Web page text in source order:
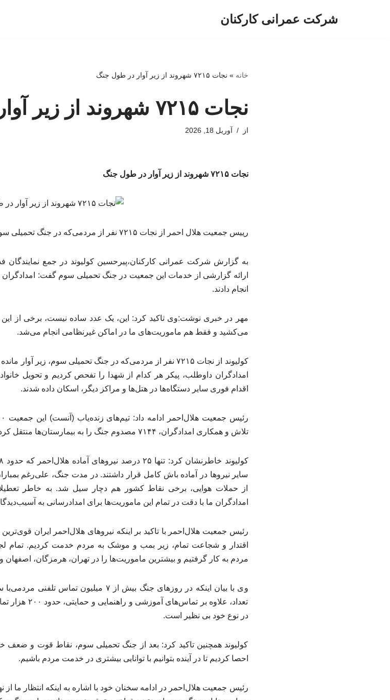
شرکت عمرانی کارکنان
خانه » نجات ۷۲۱۵ شهروند از زیر آوار در طول جنگ
نجات ۷۲۱۵ شهروند از زیر آوار در طول جنگ
از آوریل 18, 2026
نجات ۷۲۱۵ شهروند از زیر آوار در طول جنگ
رییس جمعیت هلال احمر از نجات ۷۲۱۵ نفر از مردمی‌که در جنگ تحمیلی سوم، زیر آوار مانده و یا آسیب‌دیده بودند خبر داد.
به گزارش شرکت عمرانی کارکنان،پیرحسین کولیوند در جمع نمایندگان
انجام دادند.
می‌کشید و فقط هم ماموریت‌های ما در اماکن غیرنظامی انجام می‌شد.
کولیوند از نجات ۷۲۱۵ نفر از مردمی‌که در جنگ تحمیلی سوم، زیر
امدادگران داوطلب، پیکر هر کدام از شهدا را تفحص کردیم و تحویل
اقدام فوری سایر دستگاه‌ها در هتل‌ها و مراکز دیگر، اسکان داده شدند.
تلاش و همکاری امدادگران، ۷۱۴۴ مصدوم جنگ را به بیمارستان‌ها منتقل کردیم.
سایر نیروها در آماده باش کامل قرار داشتند. در مدت جنگ، علی‌رغم
از حملات هوایی، برخی نقاط کشور هم دچار سیل شد. به خاطر
امدادگران ما با دقت در تمام این ماموریت‌ها برای امدادرسانی به
رئیس جمعیت هلال‌احمر با تاکید بر اینکه نیروهای هلال‌احمر ایران قوی‌ترین
اقتدار و شجاعت تمام، زیر بمب و موشک به مردم خدمت کردیم. تمام
مردم به کار گرفتیم و بیشترین ماموریت‌ها را در تهران، هرمزگان، اصفهان و
تعداد، علاوه
در نوع خود بی نظیر است.
کولیوند همچنین تاکید کرد: بعد از جنگ تحمیلی سوم، نقاط قوت و ضعف
احصا کردیم تا در آینده بتوانیم با توانایی بیشتری در خدمت مردم باشیم.
رئیس جمعیت هلال‌احمر در ادامه سخنان خود با اشاره به اینکه انتظار ما